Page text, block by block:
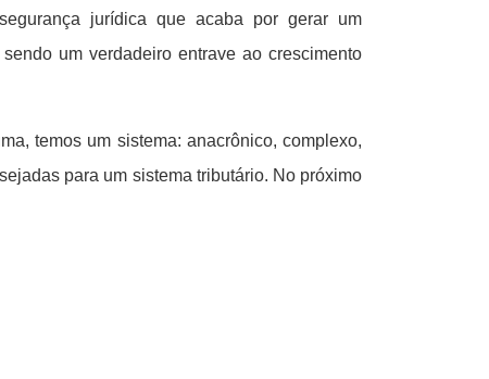
jurídica que acaba por gerar um
um verdadeiro entrave ao crescimento
temos um sistema: anacrônico, complexo,
para um sistema tributário. No próximo